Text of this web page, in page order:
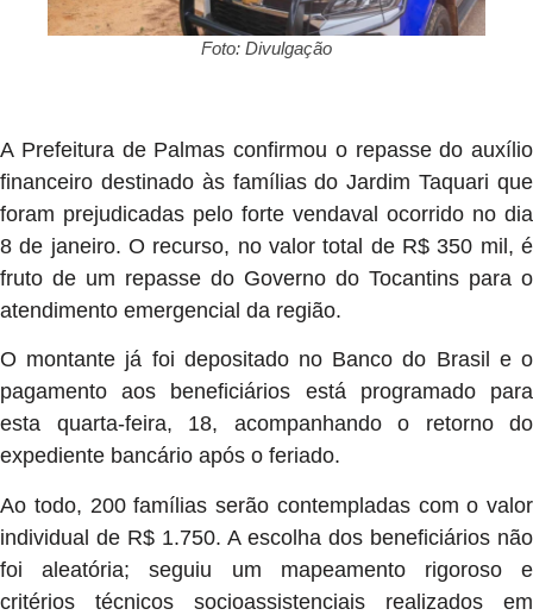
Foto: Divulgação
A Prefeitura de Palmas confirmou o repasse do auxílio
financeiro destinado às famílias do Jardim Taquari que
foram prejudicadas pelo forte vendaval ocorrido no dia
8 de janeiro. O recurso, no valor total de R$ 350 mil, é
fruto de um repasse do Governo do Tocantins para o
atendimento emergencial da região.
O montante já foi depositado no Banco do Brasil e o
pagamento aos beneficiários está programado para
esta quarta-feira, 18, acompanhando o retorno do
expediente bancário após o feriado.
Ao todo, 200 famílias serão contempladas com o valor
individual de R$ 1.750. A escolha dos beneficiários não
foi aleatória; seguiu um mapeamento rigoroso e
critérios técnicos socioassistenciais realizados em